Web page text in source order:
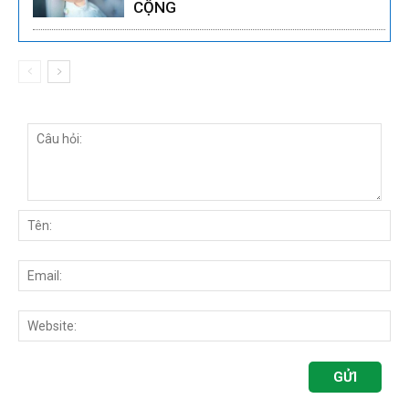
CỘNG